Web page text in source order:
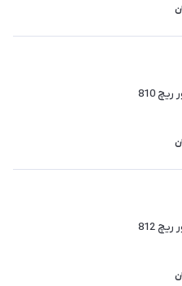
810
812